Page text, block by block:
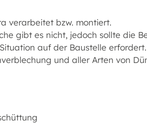
verarbeitet bzw. montiert.
gibt es nicht, jedoch sollte die
auf der Baustelle
und aller Arten von